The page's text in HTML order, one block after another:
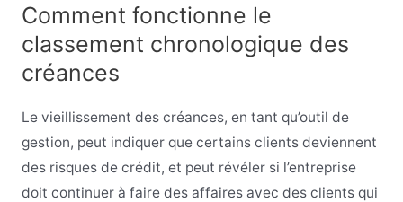
Comment fonctionne le
classement chronologique des
créances
Le vieillissement des créances, en tant qu’outil de
gestion, peut indiquer que certains clients deviennent
des risques de crédit, et peut révéler si l’entreprise
doit continuer à faire des affaires avec des clients qui